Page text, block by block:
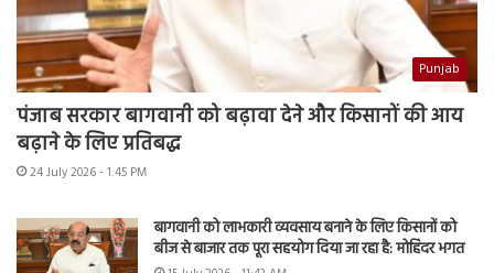
Punjab
पंजाब सरकार बागवानी को बढ़ावा देने और किसानों की आय
बढ़ाने के लिए प्रतिबद्ध
24 July 2026 - 1:45 PM
बागवानी को लाभकारी व्यवसाय बनाने के लिए किसानों को
बीज से बाजार तक पूरा सहयोग दिया जा रहा है: मोहिंदर भगत